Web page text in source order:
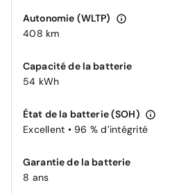
Autonomie (WLTP)
408 km
Capacité de la batterie
54 kWh
État de la batterie (SOH)
Excellent • 96 % d’intégrité
Garantie de la batterie
8 ans